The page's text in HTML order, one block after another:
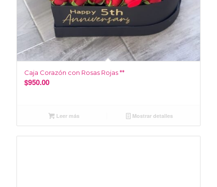
Caja Corazón con Rosas Rojas **
$950.00
Leer más Mostrar detalles